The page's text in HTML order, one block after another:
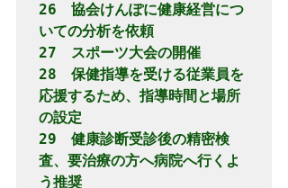
26　協会けんぽに健康経営につ
いての分析を依頼
27　スポーツ大会の開催
28　保健指導を受ける従業員を
応援するため、指導時間と場所
の設定
29　健康診断受診後の精密検
査、要治療の方へ病院へ行くよ
う推奨